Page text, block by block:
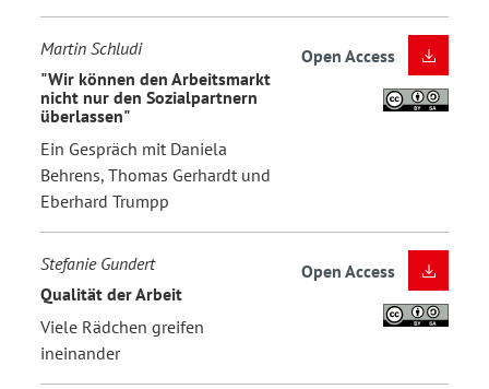
Martin Schludi
"Wir können den Arbeitsmarkt
nicht nur den Sozialpartnern
überlassen"
Ein Gespräch mit Daniela
Behrens, Thomas Gerhardt und
Eberhard Trumpp
Open Access
Stefanie Gundert
Qualität der Arbeit
Viele Rädchen greifen
ineinander
Open Access